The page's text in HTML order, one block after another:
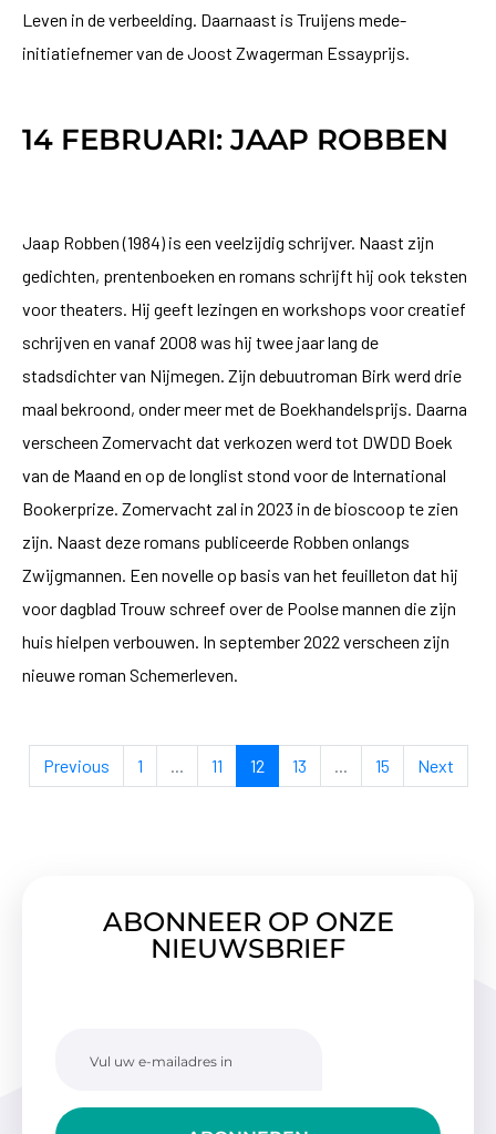
Leven in de verbeelding. Daarnaast is Truijens mede-
initiatiefnemer van de Joost Zwagerman Essayprijs.
14 FEBRUARI: JAAP ROBBEN
Jaap Robben (1984) is een veelzijdig schrijver. Naast zijn
gedichten, prentenboeken en romans schrijft hij ook teksten
voor theaters. Hij geeft lezingen en workshops voor creatief
schrijven en vanaf 2008 was hij twee jaar lang de
stadsdichter van Nijmegen. Zijn debuutroman Birk werd drie
maal bekroond, onder meer met de Boekhandelsprijs. Daarna
verscheen Zomervacht dat verkozen werd tot DWDD Boek
van de Maand en op de longlist stond voor de International
Bookerprize. Zomervacht zal in 2023 in de bioscoop te zien
zijn. Naast deze romans publiceerde Robben onlangs
Zwijgmannen. Een novelle op basis van het feuilleton dat hij
voor dagblad Trouw schreef over de Poolse mannen die zijn
huis hielpen verbouwen. In september 2022 verscheen zijn
nieuwe roman Schemerleven.
Previous 1 ... 11 12 13 ... 15 Next
ABONNEER OP ONZE
NIEUWSBRIEF